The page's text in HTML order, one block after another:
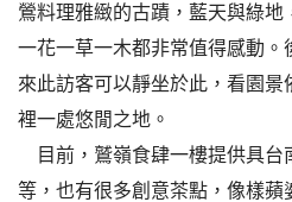
鶯料理雅緻的古蹟，藍天與綠地
一花一草一木都非常值得感動。
來此訪客可以靜坐於此，看園
裡一處悠閒之地。
目前，鷲嶺食肆一樓提供具台
等，也有很多創意茶點，像樣蘋